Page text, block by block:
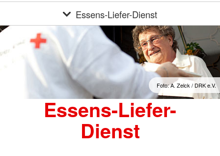
Essens-Liefer-Dienst
Foto: A. Zelck / DRK e.V.
Essens-Liefer-
Dienst